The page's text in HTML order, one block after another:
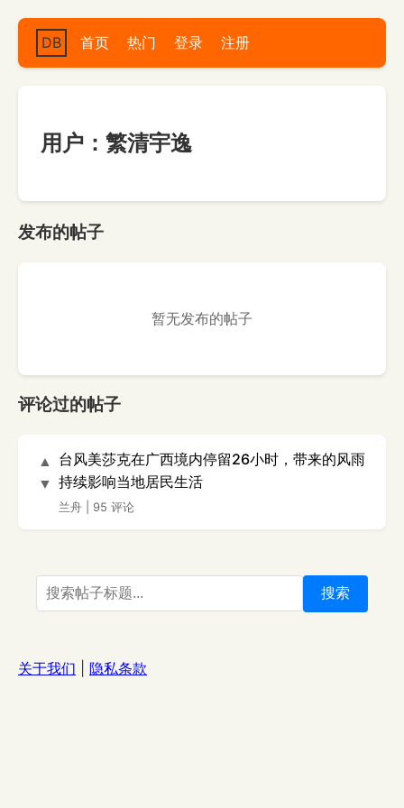
DB 首页 热门 登录 注册
用户：繁清宇逸
发布的帖子
暂无发布的帖子
评论过的帖子
▲
▼
台风美莎克在广西境内停留26小时，带来的风雨
持续影响当地居民生活
兰舟 95 评论
搜索
关于我们 隐私条款